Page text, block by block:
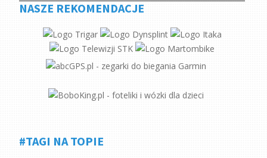
NASZE REKOMENDACJE
#TAGI NA TOPIE